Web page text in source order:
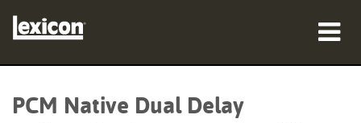
PCM Native Dual Delay